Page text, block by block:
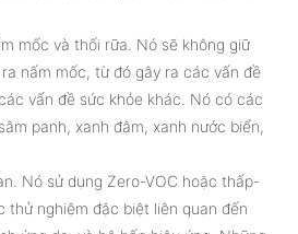
mốc và thối rữa. Nó sẽ không giữ
nấm mốc, từ đó gây ra các vấn đề
vấn đề sức khỏe khác. Nó có các
panh, xanh đậm, xanh nước biển,
Nó sử dụng Zero-VOC hoặc thấp-
thử nghiệm đặc biệt liên quan đến